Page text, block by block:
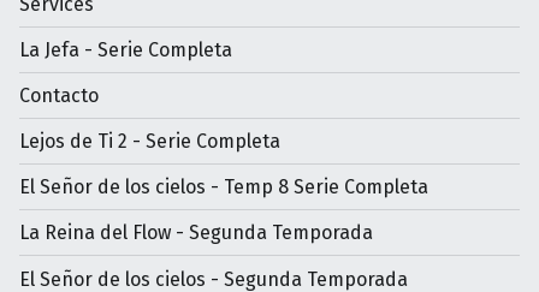
La Jefa - Serie Completa
Contacto
Lejos de Ti 2 - Serie Completa
El Señor de los cielos - Temp 8 Serie Completa
La Reina del Flow - Segunda Temporada
El Señor de los cielos - Segunda Temporada